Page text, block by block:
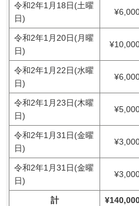
令和2年1月18日(土曜
日)
令和2年1月20日(月曜
日)
令和2年1月22日(水曜
日)
令和2年1月23日(木曜
日)
令和2年1月31日(金曜
日)
令和2年1月31日(金曜
日)
計